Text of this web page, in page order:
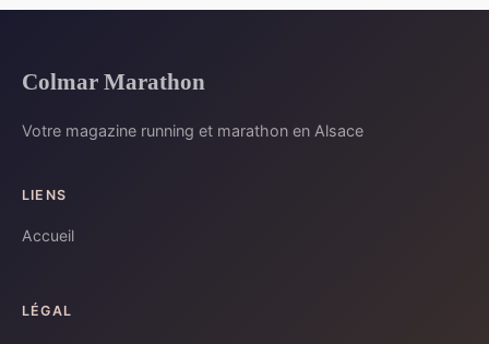
Colmar Marathon
Votre magazine running et marathon en Alsace
LIENS
Accueil
LÉGAL